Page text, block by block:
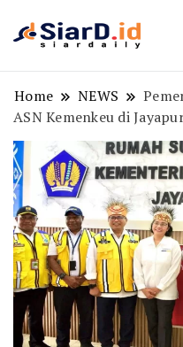
Home NEWS
ASN Kemenkeu di